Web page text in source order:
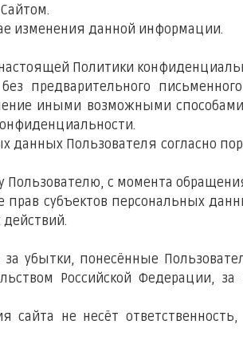
изменения данной информации.
Политики
предварительного
иными возможными
Пользователя согласно
с момента
прав субъектов персональных
убытки, понесённые
Российской Федерации, за
не несёт